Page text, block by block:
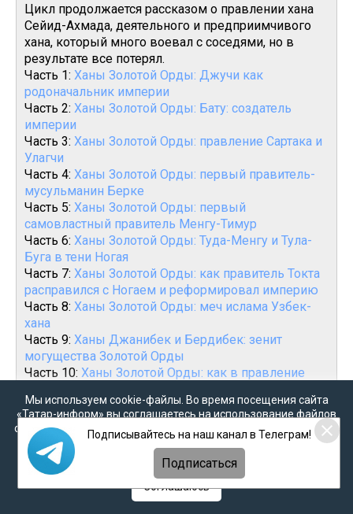
Цикл продолжается рассказом о правлении хана
Сейид-Ахмада, деятельного и предприимчивого
хана, который много воевал с соседями, но в
результате все потерял.
Часть 1: Ханы Золотой Орды: Джучи как
родоначальник империи
Часть 2: Ханы Золотой Орды: Бату: создатель
империи
Часть 3: Ханы Золотой Орды: правление Сартака и
Улагчи
Часть 4: Ханы Золотой Орды: первый правитель-
мусульманин Берке
Часть 5: Ханы Золотой Орды: первый
самовластный правитель Менгу-Тимур
Часть 6: Ханы Золотой Орды: Туда-Менгу и Тула-
Буга в тени Ногая
Часть 7: Ханы Золотой Орды: как правитель Токта
расправился с Ногаем и реформировал империю
Часть 8: Ханы Золотой Орды: меч ислама Узбек-
хана
Часть 9: Ханы Джанибек и Бердибек: зенит
могущества Золотой Орды
Часть 10: Ханы Золотой Орды: как в правление
Часть 11:Противостояние Хызра и Абдуллаха:
смута в Золотой Орде разгорается
Часть 12:
Ханы Золотой Орды: Орду-Мелик и
Кильдибек разожгли смуту, пожирающую
империю
Часть 13:Ханы Золотой Орды: Мюрид и Хайр-
Булат спровоцировали парад суверенитетов
Мы используем cookie-файлы. Во время посещения сайта
«Татар-информ» вы соглашаетесь на использование файлов
cookie в соответствии с настоящим уведомлением, согласием
наобработку персональных данных,Политикой о
персональных данных
Политикой конфиденциальности
Соглашаюсь
Подписывайтесь на наш канал в Телеграм!
Подписаться